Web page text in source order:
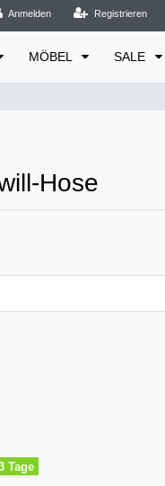
Anmelden Registrieren
MÖBEL SALE
Hose
Tage